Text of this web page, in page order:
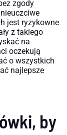
zgody
jest ryzykowne
z takiego
na
oczekują
o wszystkich
najlepsze
by